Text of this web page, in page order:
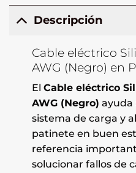
Descripción
Cable eléctrico
AWG (Negro) en
El Cable eléctrico
AWG (Negro) ayuda
sistema de carga y
patinete en buen
referencia
solucionar fallos de